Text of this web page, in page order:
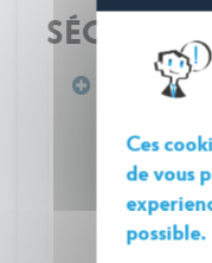
SÉCURITÉ
Arrêté du 23
installations
l'une ou
ou 4745
Ces
de vous
possible.